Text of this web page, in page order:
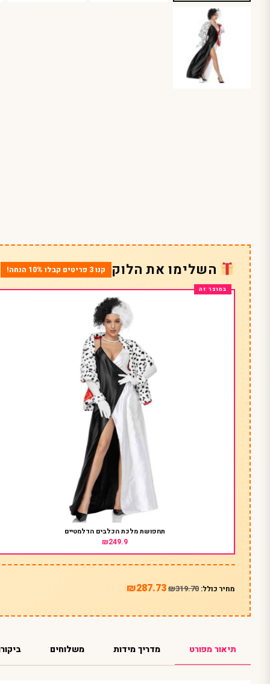
השלימו את הלוק קנו 3 פריטים קבלו 10% הנחה!
תחפושת מלכת הכלבים הדלמטיים
₪249.9
מחיר כולל: ₪319.70
₪287.73
תיאור מפורט מדריך מידות משלוחים